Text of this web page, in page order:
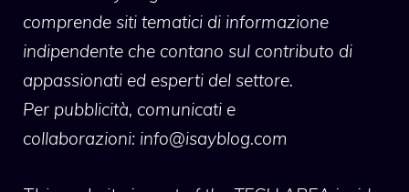
comprende siti tematici di informazione
indipendente che contano sul contributo di
appassionati ed esperti del settore.
Per pubblicità, comunicati e
collaborazioni: info@isayblog.com